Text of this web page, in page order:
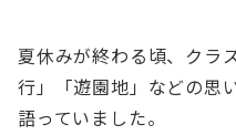
夏休みが終わる頃、クラ
行」「遊園地」などの思
語っていました。